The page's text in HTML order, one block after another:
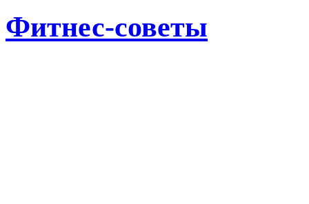
Фитнес-советы